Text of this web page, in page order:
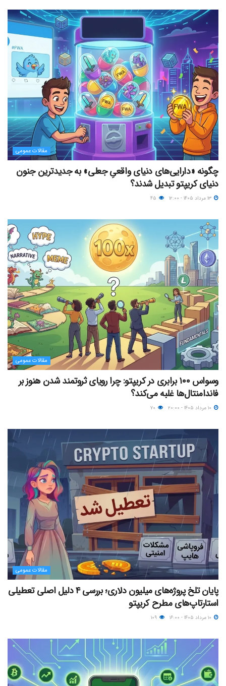
مقالات عمومی
چگونه «دارایی‌های دنیای واقعیِ جعلی» به جدیدترین جنون
دنیای کریپتو تبدیل شدند؟
مقالات عمومی
وسواس ۱۰۰ برابری در کریپتو: چرا رویای ثروتمند شدن هنوز بر
فاندامنتال‌ها غلبه می‌کند؟
مقالات عمومی
پایان تلخ پروژه‌های میلیون دلاری؛ بررسی ۴ دلیل اصلی تعطیلی
استارتاپ‌های مطرح کریپتو